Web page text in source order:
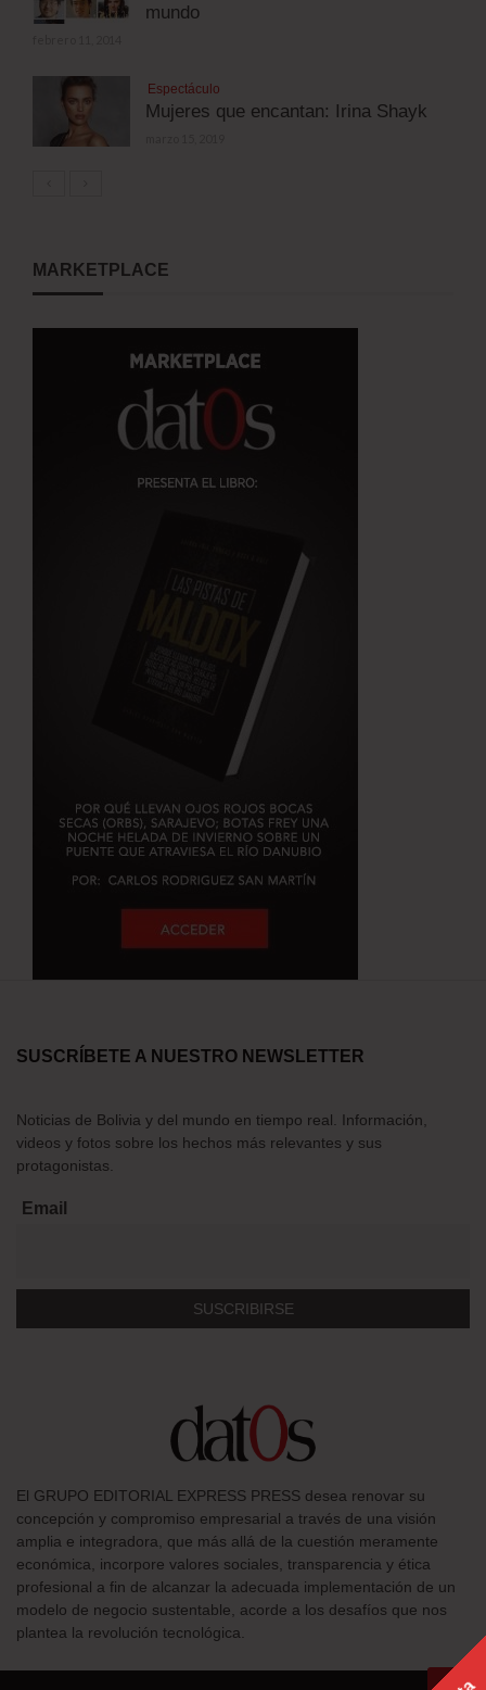
mundo
Espectáculo
Mujeres que encantan: Irina Shayk
MARKETPLACE
SUSCRÍBETE A NUESTRO NEWSLETTER
Noticias de Bolivia y del mundo en tiempo real. Información,
videos y fotos sobre los hechos más relevantes y sus
protagonistas.
Email
El GRUPO EDITORIAL EXPRESS PRESS desea renovar su
concepción y compromiso empresarial a través de una visión
amplia e integradora, que más allá de la cuestión meramente
económica, incorpore valores sociales, transparencia y ética
profesional a fin de alcanzar la adecuada implementación de un
modelo de negocio sustentable, acorde a los desafíos que nos
plantea la revolución tecnológica.